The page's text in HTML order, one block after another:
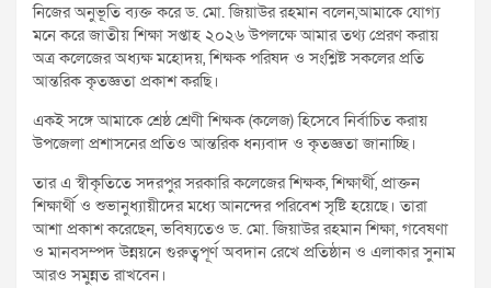
নিজের অনুভূতি ব্যক্ত করে ড. মো. জিয়াউর রহমান বলেন,আমাকে যোগ্য
মনে করে জাতীয় শিক্ষা সপ্তাহ ২০২৬ উপলক্ষে আমার তথ্য প্রেরণ করায়
অত্র কলেজের অধ্যক্ষ মহোদয়, শিক্ষক পরিষদ ও সংশ্লিষ্ট সকলের প্রতি
আন্তরিক কৃতজ্ঞতা প্রকাশ করছি।
একই সঙ্গে আমাকে শ্রেষ্ঠ শ্রেণী শিক্ষক (কলেজ) হিসেবে নির্বাচিত করায়
উপজেলা প্রশাসনের প্রতিও আন্তরিক ধন্যবাদ ও কৃতজ্ঞতা জানাচ্ছি।
তার এ স্বীকৃতিতে সদরপুর সরকারি কলেজের শিক্ষক, শিক্ষার্থী, প্রাক্তন
শিক্ষার্থী ও শুভানুধ্যায়ীদের মধ্যে আনন্দের পরিবেশ সৃষ্টি হয়েছে। তারা
আশা প্রকাশ করেছেন, ভবিষ্যতেও ড. মো. জিয়াউর রহমান শিক্ষা, গবেষণা
ও মানবসম্পদ উন্নয়নে গুরুত্বপূর্ণ অবদান রেখে প্রতিষ্ঠান ও এলাকার সুনাম
আরও সমুন্নত রাখবেন।